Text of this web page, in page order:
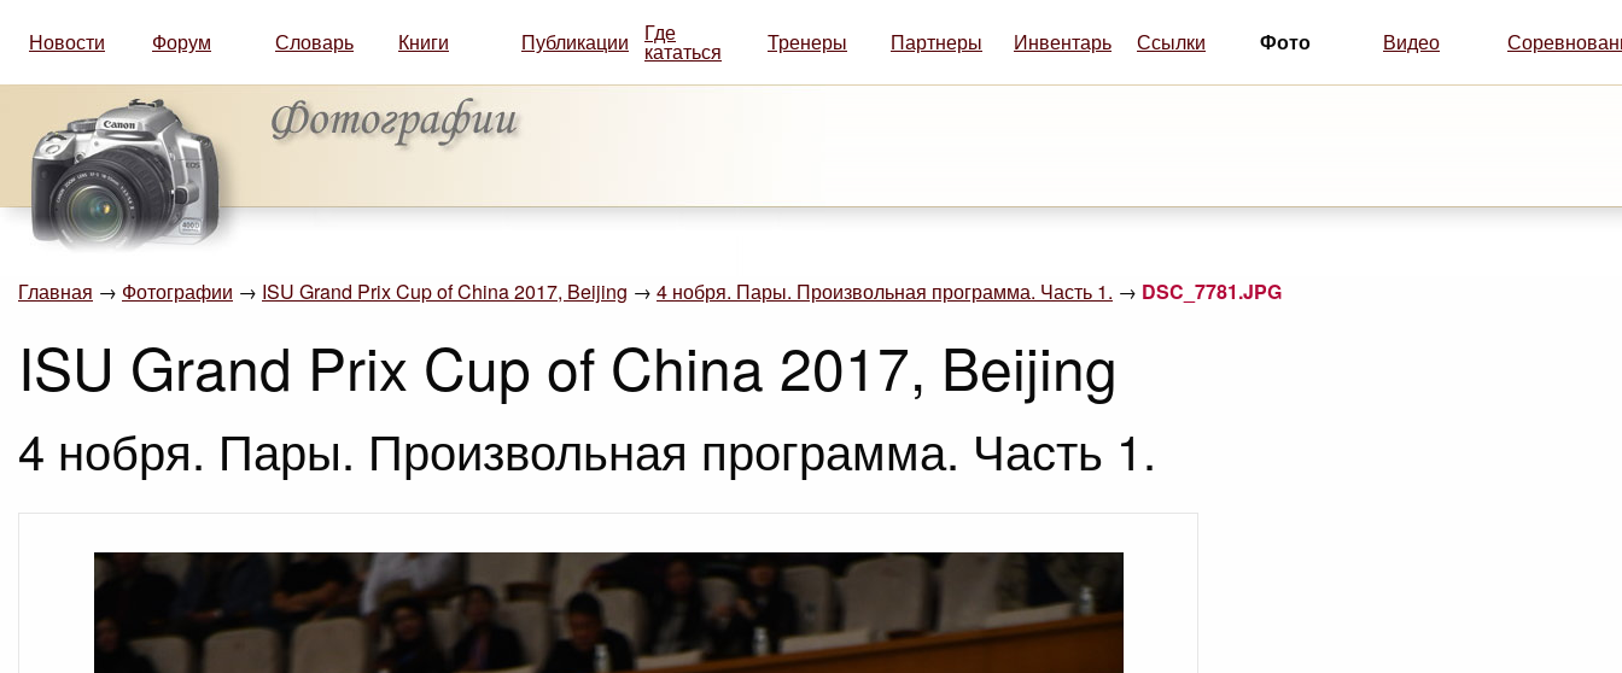
Новости Форум Словарь Книги Публикации Где
кататься Тренеры Партнеры Инвентарь Ссылки Фото Видео
Главная → Фотографии → ISU Grand Prix Cup of China 2017, Beijing → 4 нобря. Пары. Произвольная программа. Часть 1. → DSC_7781.JPG
ISU Grand Prix Cup of China 2017, Beijing
4 нобря. Пары. Произвольная программа. Часть 1.